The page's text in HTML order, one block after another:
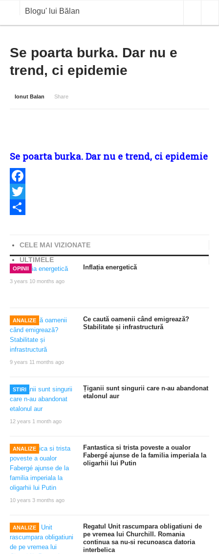
Blogu' lui Bălan
ANALIZE
Se poarta burka. Dar nu e
trend, ci epidemie
Ionut Balan Share
Se poarta burka. Dar nu e trend, ci epidemie
Facebook
Twitter
CELE MAI VIZIONATE
ULTIMELE
OPINII
3 years 10 months ago
Inflația energetică
ANALIZE
9 years 11 months ago
Ce caută oamenii când emigrează?
Stabilitate și infrastructură
STIRI
12 years 1 month ago
Țiganii sunt singurii care n-au abandonat
etalonul aur
ANALIZE
10 years 3 months ago
Fantastica si trista poveste a oualor
Fabergé ajunse de la familia imperiala la
oligarhii lui Putin
ANALIZE
Regatul Unit rascumpara obligatiuni de
pe vremea lui Churchill. Romania
continua sa nu-si recunoasca datoria
interbelica